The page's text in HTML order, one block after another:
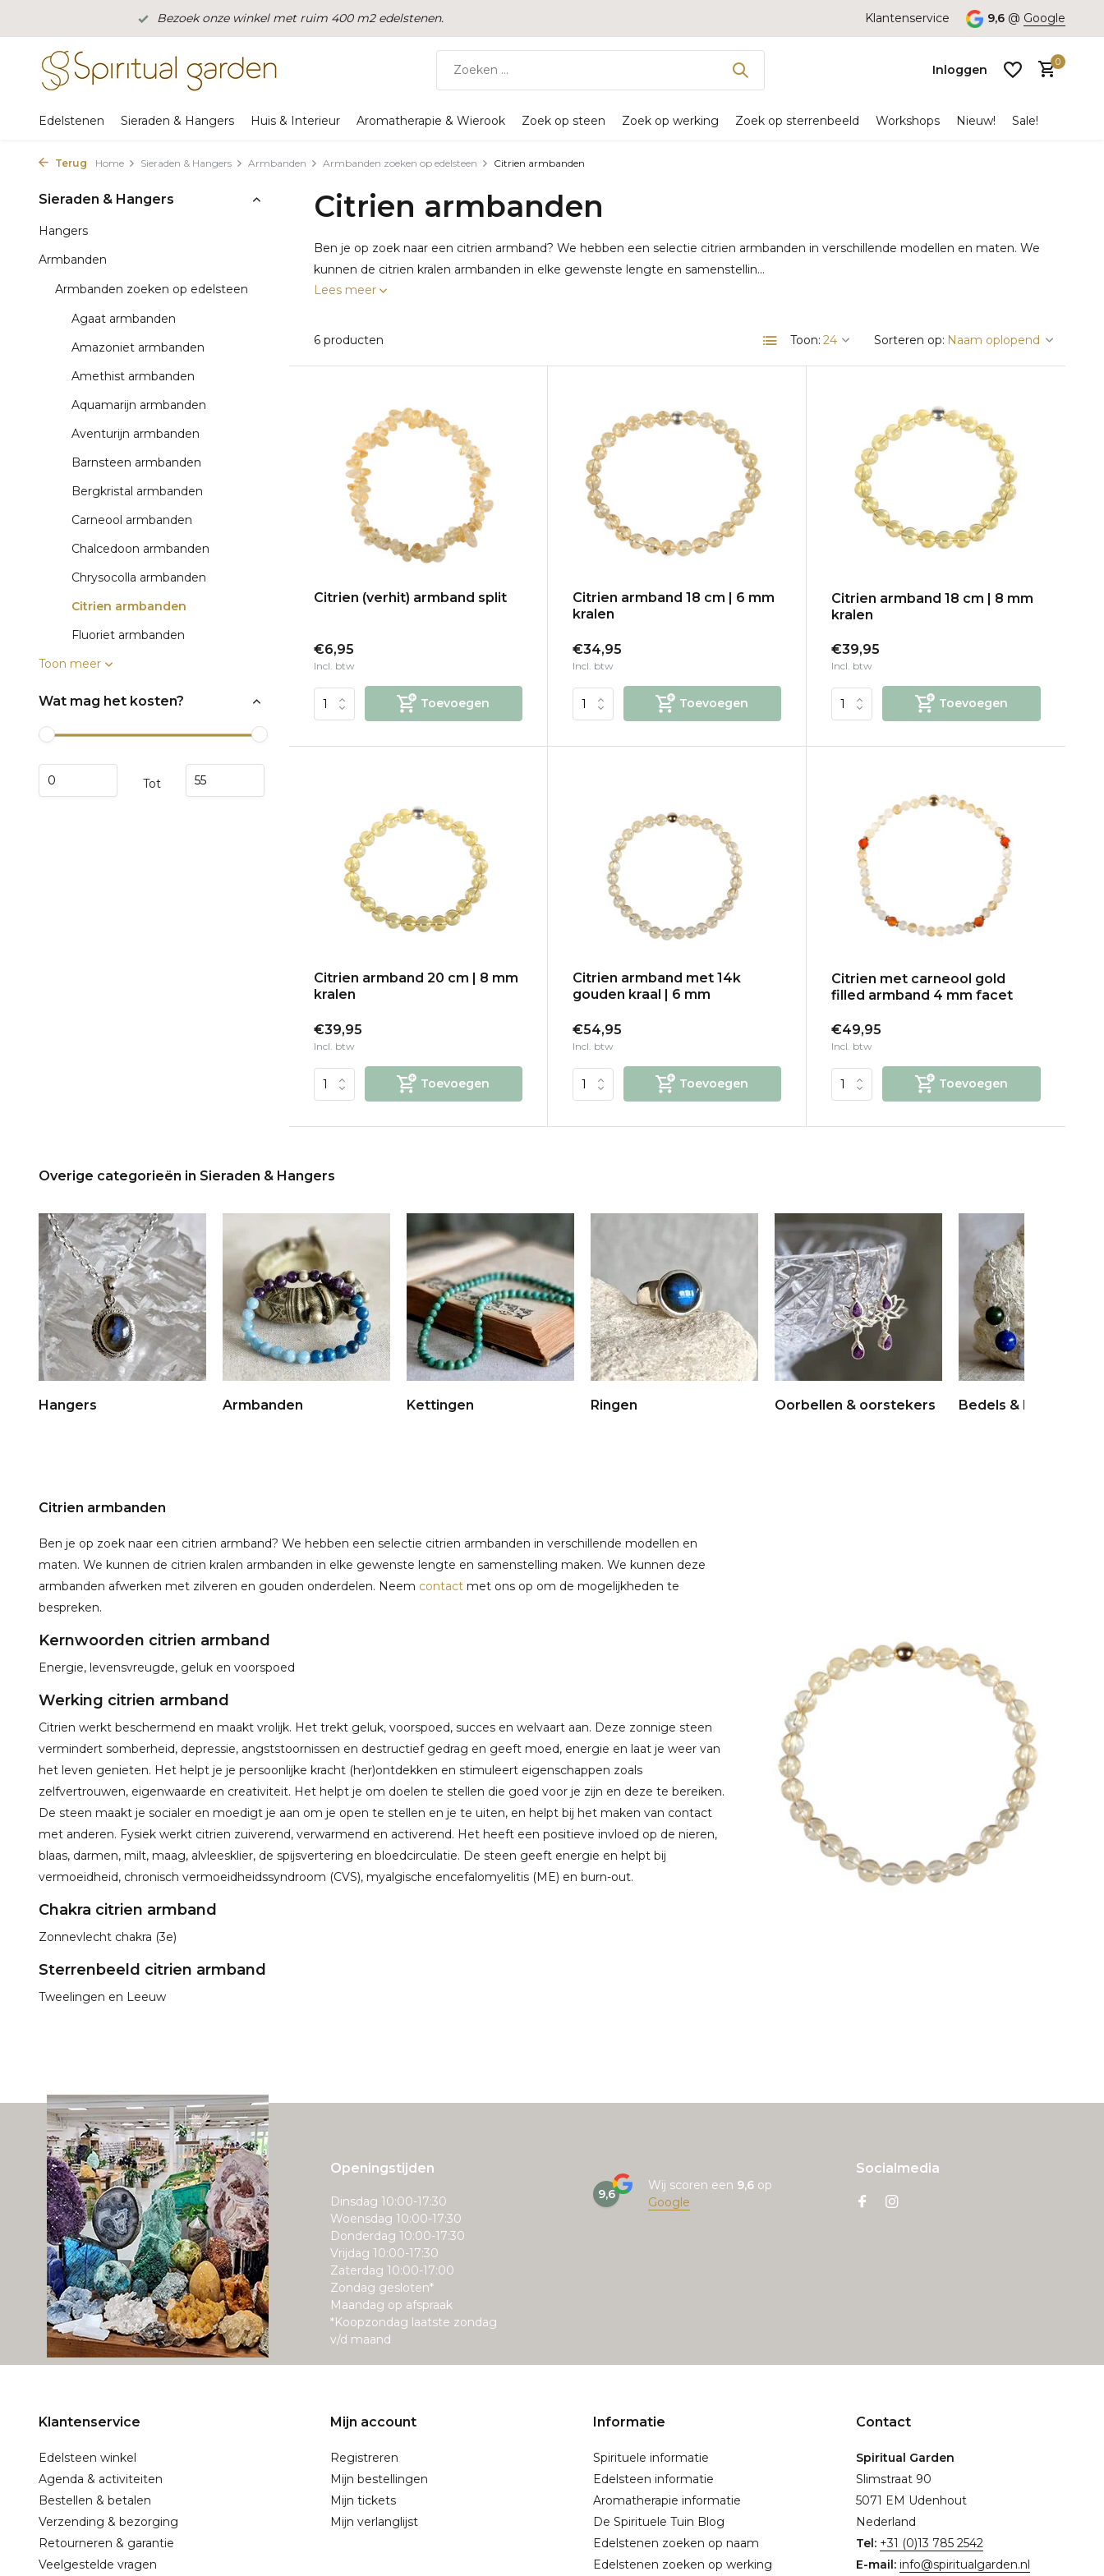
Bezoek onze winkel met ruim 400 m2 edelstenen. Klantenservice 9,6 @ Google
Inloggen
0
Edelstenen Sieraden & Hangers Huis & Interieur Aromatherapie & Wierook Zoek op steen Zoek op werking Zoek op sterrenbeeld Workshops Nieuw! Sale!
Terug Home Sieraden & Hangers Armbanden Armbanden zoeken op edelsteen Citrien armbanden
Sieraden & Hangers
Hangers
Armbanden
Armbanden zoeken op edelsteen
Agaat armbanden
Amazoniet armbanden
Amethist armbanden
Aquamarijn armbanden
Aventurijn armbanden
Barnsteen armbanden
Bergkristal armbanden
Carneool armbanden
Chalcedoon armbanden
Chrysocolla armbanden
Citrien armbanden
Fluoriet armbanden
Toon meer
Wat mag het kosten?
Tot
Citrien armbanden
Ben je op zoek naar een citrien armband? We hebben een selectie citrien armbanden in verschillende modellen en maten. We
kunnen de citrien kralen armbanden in elke gewenste lengte en samenstellin...
Lees meer
6 producten Toon: Sorteren op:
Citrien (verhit) armband split
€6,95
Incl. btw
Toevoegen
Citrien armband 18 cm | 6 mm
kralen
€34,95
Incl. btw
Toevoegen
Citrien armband 18 cm | 8 mm
kralen
€39,95
Incl. btw
Toevoegen
Citrien armband 20 cm | 8 mm
kralen
€39,95
Incl. btw
Toevoegen
Citrien armband met 14k
gouden kraal | 6 mm
€54,95
Incl. btw
Toevoegen
Citrien met carneool gold
filled armband 4 mm facet
€49,95
Incl. btw
Toevoegen
Overige categorieën in Sieraden & Hangers
Hangers Armbanden Kettingen Ringen Oorbellen & oorstekers Bedels & broches
Citrien armbanden
Ben je op zoek naar een citrien armband? We hebben een selectie citrien armbanden in verschillende modellen en
maten. We kunnen de citrien kralen armbanden in elke gewenste lengte en samenstelling maken. We kunnen deze
armbanden afwerken met zilveren en gouden onderdelen. Neem contact met ons op om de mogelijkheden te
bespreken.
Kernwoorden citrien armband
Energie, levensvreugde, geluk en voorspoed
Werking citrien armband
Citrien werkt beschermend en maakt vrolijk. Het trekt geluk, voorspoed, succes en welvaart aan. Deze zonnige steen
vermindert somberheid, depressie, angststoornissen en destructief gedrag en geeft moed, energie en laat je weer van
het leven genieten. Het helpt je je persoonlijke kracht (her)ontdekken en stimuleert eigenschappen zoals
zelfvertrouwen, eigenwaarde en creativiteit. Het helpt je om doelen te stellen die goed voor je zijn en deze te bereiken.
De steen maakt je socialer en moedigt je aan om je open te stellen en je te uiten, en helpt bij het maken van contact
met anderen. Fysiek werkt citrien zuiverend, verwarmend en activerend. Het heeft een positieve invloed op de nieren,
blaas, darmen, milt, maag, alvleesklier, de spijsvertering en bloedcirculatie. De steen geeft energie en helpt bij
vermoeidheid, chronisch vermoeidheidssyndroom (CVS), myalgische encefalomyelitis (ME) en burn-out.
Chakra citrien armband
Zonnevlecht chakra (3e)
Sterrenbeeld citrien armband
Tweelingen en Leeuw
Openingstijden
Dinsdag 10:00-17:30
Woensdag 10:00-17:30
Donderdag 10:00-17:30
Vrijdag 10:00-17:30
Zaterdag 10:00-17:00
Zondag gesloten*
Maandag op afspraak
*Koopzondag laatste zondag
v/d maand
9,6
Wij scoren een 9,6 op
Google
Socialmedia
Klantenservice
Edelsteen winkel
Agenda & activiteiten
Bestellen & betalen
Verzending & bezorging
Retourneren & garantie
Veelgestelde vragen
Mijn account
Registreren
Mijn bestellingen
Mijn tickets
Mijn verlanglijst
Informatie
Spirituele informatie
Edelsteen informatie
Aromatherapie informatie
De Spirituele Tuin Blog
Edelstenen zoeken op naam
Edelstenen zoeken op werking
Contact
Spiritual Garden
Slimstraat 90
5071 EM Udenhout
Nederland
Tel: +31 (0)13 785 2542
E-mail: info@spiritualgarden.nl